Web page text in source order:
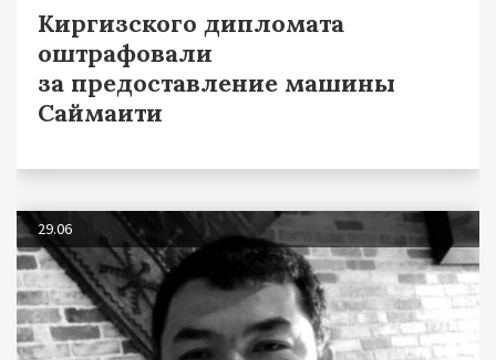
Киргизского дипломата
оштрафовали
за предоставление машины
Саймаити
29.06